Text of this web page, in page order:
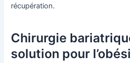
récupération.
Chirurgie
solution pour